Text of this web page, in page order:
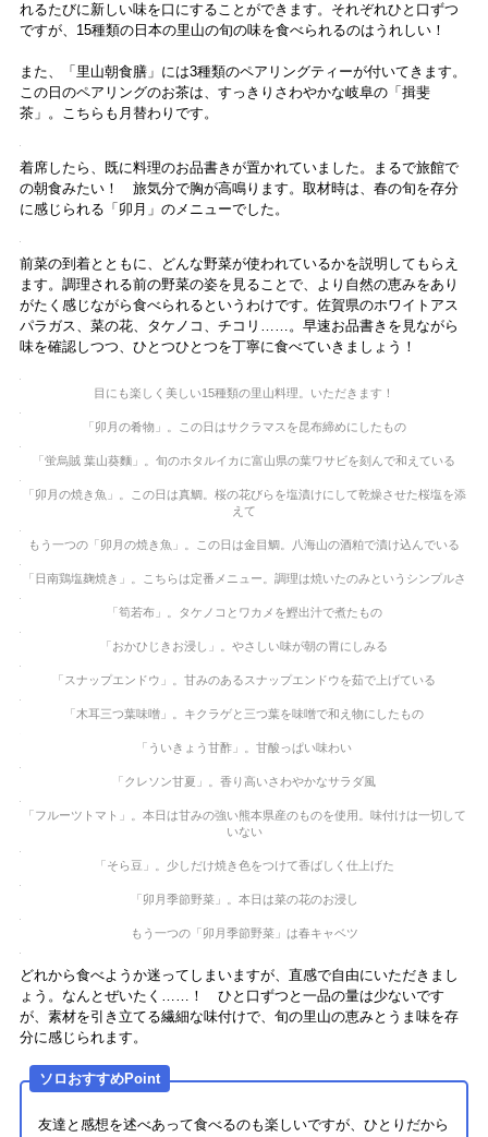
れるたびに新しい味を口にすることができます。それぞれひと口ずつ
ですが、15種類の日本の里山の旬の味を食べられるのはうれしい！
また、「里山朝食膳」には3種類のペアリングティーが付いてきます。
この日のペアリングのお茶は、すっきりさわやかな岐阜の「揖斐
茶」。こちらも月替わりです。
着席したら、既に料理のお品書きが置かれていました。まるで旅館で
の朝食みたい！ 旅気分で胸が高鳴ります。取材時は、春の旬を存分
に感じられる「卯月」のメニューでした。
前菜の到着とともに、どんな野菜が使われているかを説明してもらえ
ます。調理される前の野菜の姿を見ることで、より自然の恵みをあり
がたく感じながら食べられるというわけです。佐賀県のホワイトアス
パラガス、菜の花、タケノコ、チコリ……。早速お品書きを見ながら
味を確認しつつ、ひとつひとつを丁寧に食べていきましょう！
目にも楽しく美しい15種類の里山料理。いただきます！
「卯月の肴物」。この日はサクラマスを昆布締めにしたもの
「蛍烏賊 葉山葵麵」。旬のホタルイカに富山県の葉ワサビを刻んで和えている
「卯月の焼き魚」。この日は真鯛。桜の花びらを塩漬けにして乾燥させた桜塩を添
えて
もう一つの「卯月の焼き魚」。この日は金目鯛。八海山の酒粕で漬け込んでいる
「日南鶏塩麹焼き」。こちらは定番メニュー。調理は焼いたのみというシンプルさ
「筍若布」。タケノコとワカメを鰹出汁で煮たもの
「おかひじきお浸し」。やさしい味が朝の胃にしみる
「スナップエンドウ」。甘みのあるスナップエンドウを茹で上げている
「木耳三つ葉味噌」。キクラゲと三つ葉を味噌で和え物にしたもの
「ういきょう甘酢」。甘酸っぱい味わい
「クレソン甘夏」。香り高いさわやかなサラダ風
「フルーツトマト」。本日は甘みの強い熊本県産のものを使用。味付けは一切して
いない
「そら豆」。少しだけ焼き色をつけて香ばしく仕上げた
「卯月季節野菜」。本日は菜の花のお浸し
もう一つの「卯月季節野菜」は春キャベツ
どれから食べようか迷ってしまいますが、直感で自由にいただきまし
ょう。なんとぜいたく……！ ひと口ずつと一品の量は少ないです
が、素材を引き立てる繊細な味付けで、旬の里山の恵みとうま味を存
分に感じられます。
ソロおすすめPoint
友達と感想を述べあって食べるのも楽しいですが、ひとりだから